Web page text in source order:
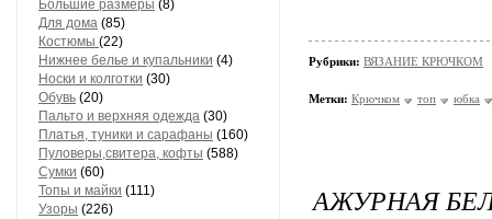
Большие размеры (8)
Для дома (85)
Костюмы (22)
Нижнее белье и купальники (4)
Носки и колготки (30)
Обувь (20)
Пальто и верхняя одежда (30)
Платья, туники и сарафаны (160)
Пуловеры,свитера, кофты (588)
Сумки (60)
Топы и майки (111)
Узоры (226)
Рубрики: ВЯЗАНИЕ КРЮЧКОМ
Метки: Крючком топ юбка
АЖУРНАЯ